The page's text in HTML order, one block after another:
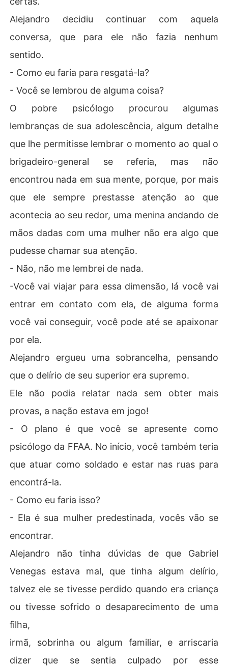
Alejandro decidiu continuar com aquela
conversa, que para ele não fazia nenhum
sentido.
- Como eu faria para resgatá-la?
- Você se lembrou de alguma coisa?
O pobre psicólogo procurou algumas
lembranças de sua adolescência, algum detalhe
que lhe permitisse lembrar o momento ao qual o
brigadeiro-general se referia, mas não
encontrou nada em sua mente, porque, por mais
que ele sempre prestasse atenção ao que
acontecia ao seu redor, uma menina andando de
mãos dadas com uma mulher não era algo que
pudesse chamar sua atenção.
- Não, não me lembrei de nada.
-Você vai viajar para essa dimensão, lá você vai
entrar em contato com ela, de alguma forma
você vai conseguir, você pode até se apaixonar
por ela.
Alejandro ergueu uma sobrancelha, pensando
que o delírio de seu superior era supremo.
Ele não podia relatar nada sem obter mais
provas, a nação estava em jogo!
- O plano é que você se apresente como
psicólogo da FFAA. No início, você também teria
que atuar como soldado e estar nas ruas para
encontrá-la.
- Como eu faria isso?
- Ela é sua mulher predestinada, vocês vão se
encontrar.
Alejandro não tinha dúvidas de que Gabriel
Venegas estava mal, que tinha algum delírio,
talvez ele se tivesse perdido quando era criança
ou tivesse sofrido o desaparecimento de uma
filha,
irmã, sobrinha ou algum familiar, e arriscaria
dizer que se sentia culpado por esse